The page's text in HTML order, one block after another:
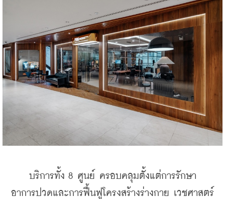
บริการทั้ง 8 ศูนย์ ครอบคลุมตั้งแต่การรักษา
อาการปวดและการฟื้นฟูโครงสร้างร่างกาย เวชศาสตร์